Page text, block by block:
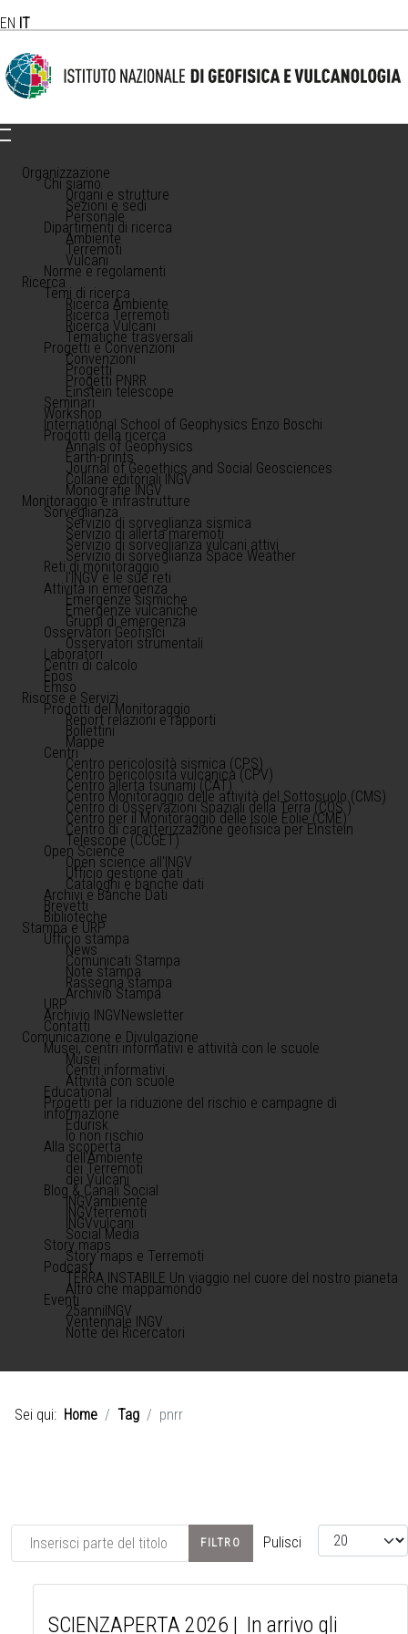
EN IT
Organizzazione
Chi siamo
Organi e strutture
Sezioni e sedi
Personale
Dipartimenti di ricerca
Ambiente
Terremoti
Vulcani
Norme e regolamenti
Ricerca
Temi di ricerca
Ricerca Ambiente
Ricerca Terremoti
Ricerca Vulcani
Tematiche trasversali
Progetti e Convenzioni
Convenzioni
Progetti
Progetti PNRR
Einstein telescope
Seminari
Workshop
International School of Geophysics Enzo Boschi
Prodotti della ricerca
Annals of Geophysics
Earth-prints
Journal of Geoethics and Social Geosciences
Collane editoriali INGV
Monografie INGV
Monitoraggio e infrastrutture
Sorveglianza
Servizio di sorveglianza sismica
Servizio di allerta maremoti
Servizio di sorveglianza vulcani attivi
Servizio di sorveglianza Space Weather
Reti di monitoraggio
l'INGV e le sue reti
Attività in emergenza
Emergenze sismiche
Emergenze vulcaniche
Gruppi di emergenza
Osservatori Geofisici
Osservatori strumentali
Laboratori
Centri di calcolo
Epos
Emso
Risorse e Servizi
Prodotti del Monitoraggio
Report relazioni e rapporti
Bollettini
Mappe
Centri
Centro pericolosità sismica (CPS)
Centro pericolosità vulcanica (CPV)
Centro allerta tsunami (CAT)
Centro Monitoraggio delle attività del Sottosuolo (CMS)
Centro di Osservazioni Spaziali della Terra (COS )
Centro per il Monitoraggio delle Isole Eolie (CME)
Centro di caratterizzazione geofisica per Einstein
Telescope (CCGET)
Open Science
Open science all'INGV
Ufficio gestione dati
Cataloghi e banche dati
Archivi e Banche Dati
Brevetti
Biblioteche
Stampa e URP
Ufficio stampa
News
Comunicati Stampa
Note stampa
Rassegna stampa
Archivio Stampa
URP
Archivio INGVNewsletter
Contatti
Comunicazione e Divulgazione
Musei, centri informativi e attività con le scuole
Musei
Centri informativi
Attività con scuole
Educational
Progetti per la riduzione del rischio e campagne di
informazione
Edurisk
Io non rischio
Alla scoperta
dell'Ambiente
dei Terremoti
dei Vulcani
Blog & Canali Social
INGVambiente
INGVterremoti
INGVvulcani
Social Media
Story maps
Story maps e Terremoti
Podcast
TERRA INSTABILE Un viaggio nel cuore del nostro pianeta
Altro che mappamondo
Eventi
25anniINGV
Ventennale INGV
Notte dei Ricercatori
Sei qui: Home Tag pnrr
Inserisci parte del titolo FILTRO Pulisci Visualizza #
SCIENZAPERTA 2026 | In arrivo gli